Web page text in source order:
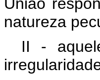
natureza
II -